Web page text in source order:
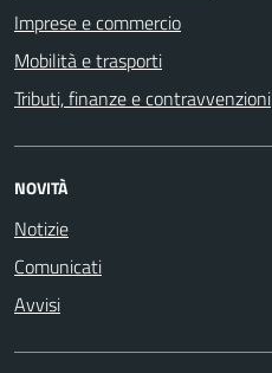
Imprese e commercio
Mobilità e trasporti
Tributi, finanze e contravvenzioni
NOVITÀ
Notizie
Comunicati
Avvisi